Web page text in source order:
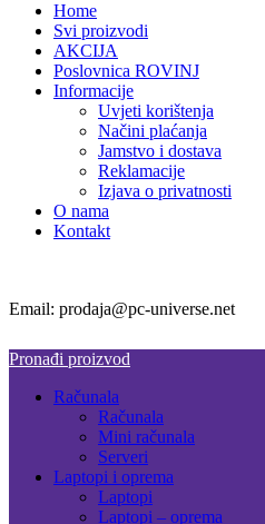
Home
Svi proizvodi
AKCIJA
Poslovnica ROVINJ
Informacije
Uvjeti korištenja
Načini plaćanja
Jamstvo i dostava
Reklamacije
Izjava o privatnosti
O nama
Kontakt
Email: prodaja@pc-universe.net
Pronađi proizvod
Računala
Računala
Mini računala
Serveri
Laptopi i oprema
Laptopi
Laptopi – oprema